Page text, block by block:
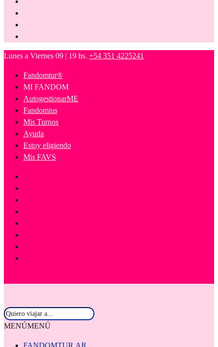
Lunes a Viernes 09 | 19 hs. +54 351 4225241
Fandomtur®
MI FANDOM
AutogestionarME
Fandomius
Mis Turnos
Ayuda
Estoy eligiendo
Mis FAVS
MENÚMENÚ